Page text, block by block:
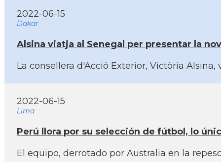
2022-06-15
Dakar
Alsina viatja al Senegal per presentar la
La consellera d'Acció Exterior, Victòria
2022-06-15
Lima
Perú llora por su selección de fútbol, lo
El equipo, derrotado por Australia en la